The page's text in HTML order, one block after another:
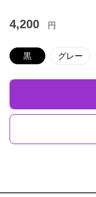
4,200 円
黒 グレー